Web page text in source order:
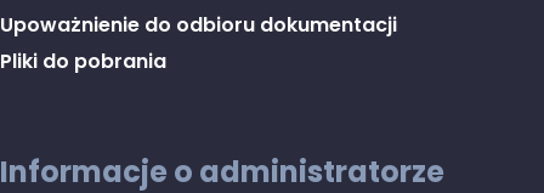
Upoważnienie do odbioru dokumentacji
Pliki do pobrania
Informacje o administratorze